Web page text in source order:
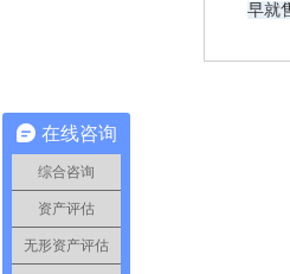
早就
在线咨询
综合咨询
资产评估
无形资产评估